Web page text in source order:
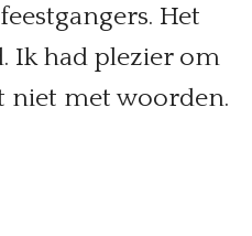
Het
Ik had plezier om
niet met woorden.